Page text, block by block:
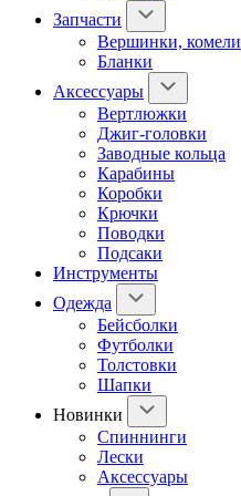
Запчасти
Вершинки, комели
Бланки
Аксессуары
Вертлюжки
Джиг-головки
Заводные кольца
Карабины
Коробки
Крючки
Поводки
Подсаки
Инструменты
Одежда
Бейсболки
Футболки
Толстовки
Шапки
Новинки
Спиннинги
Лески
Аксессуары